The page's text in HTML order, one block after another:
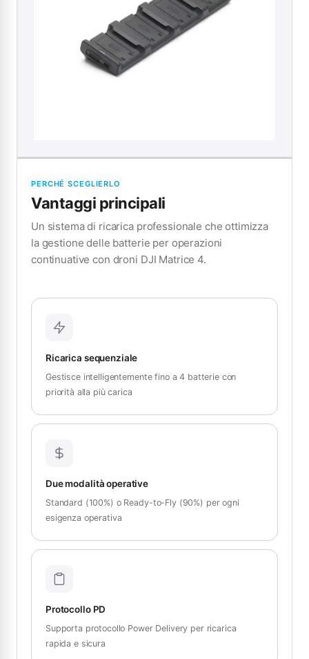
PERCHÉ SCEGLIERLO
Vantaggi principali
Un sistema di ricarica professionale che ottimizza
la gestione delle batterie per operazioni
continuative con droni DJI Matrice 4.
Ricarica sequenziale
Gestisce intelligentemente fino a 4 batterie con
priorità alla più carica
Due modalità operative
Standard (100%) o Ready-to-Fly (90%) per ogni
esigenza operativa
Protocollo PD
Supporta protocollo Power Delivery per ricarica
rapida e sicura